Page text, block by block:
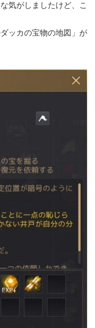
気がしましたけど、こ
ッカの宝物の地図」が